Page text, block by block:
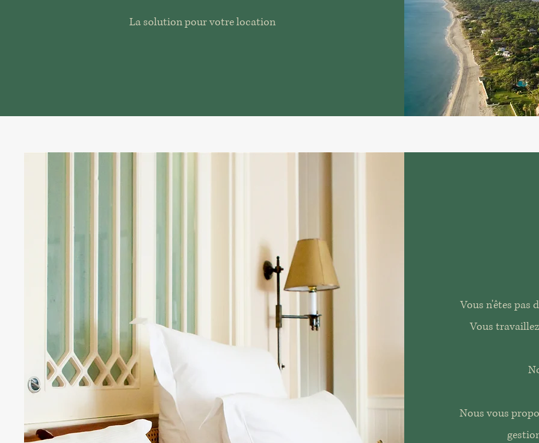
La solution pour votre location
Vous n'êtes pas
Vous
Nous vous